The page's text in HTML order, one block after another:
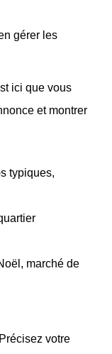
gérer les
ici que vous
et montrer
typiques,
marché de
Précisez votre